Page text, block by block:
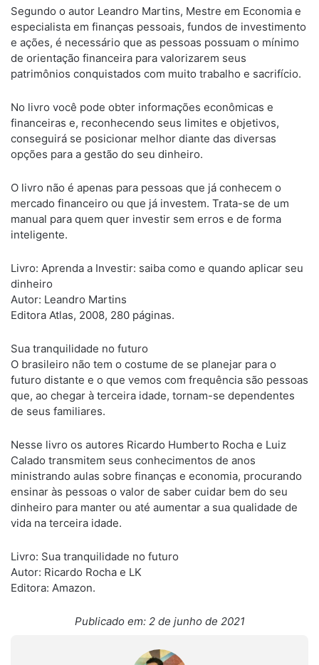
Segundo o autor Leandro Martins, Mestre em Economia e
especialista em finanças pessoais, fundos de investimento
e ações, é necessário que as pessoas possuam o mínimo
de orientação financeira para valorizarem seus
patrimônios conquistados com muito trabalho e sacrifício.
No livro você pode obter informações econômicas e
financeiras e, reconhecendo seus limites e objetivos,
conseguirá se posicionar melhor diante das diversas
opções para a gestão do seu dinheiro.
O livro não é apenas para pessoas que já conhecem o
mercado financeiro ou que já investem. Trata-se de um
manual para quem quer investir sem erros e de forma
inteligente.
Livro: Aprenda a Investir: saiba como e quando aplicar seu
dinheiro
Autor: Leandro Martins
Editora Atlas, 2008, 280 páginas.
Sua tranquilidade no futuro
O brasileiro não tem o costume de se planejar para o
futuro distante e o que vemos com frequência são pessoas
que, ao chegar à terceira idade, tornam-se dependentes
de seus familiares.
Nesse livro os autores Ricardo Humberto Rocha e Luiz
Calado transmitem seus conhecimentos de anos
ministrando aulas sobre finanças e economia, procurando
ensinar às pessoas o valor de saber cuidar bem do seu
dinheiro para manter ou até aumentar a sua qualidade de
vida na terceira idade.
Livro: Sua tranquilidade no futuro
Autor: Ricardo Rocha e LK
Editora: Amazon.
Publicado em: 2 de junho de 2021